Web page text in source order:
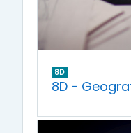
8D
8D -